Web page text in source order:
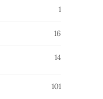
1
16
1414
101